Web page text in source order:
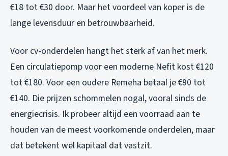
€18 tot €30 door. Maar het voordeel van koper is de
lange levensduur en betrouwbaarheid.
Voor cv-onderdelen hangt het sterk af van het merk.
Een circulatiepomp voor een moderne Nefit kost €120
tot €180. Voor een oudere Remeha betaal je €90 tot
€140. Die prijzen schommelen nogal, vooral sinds de
energiecrisis. Ik probeer altijd een voorraad aan te
houden van de meest voorkomende onderdelen, maar
dat betekent wel kapitaal dat vastzit.